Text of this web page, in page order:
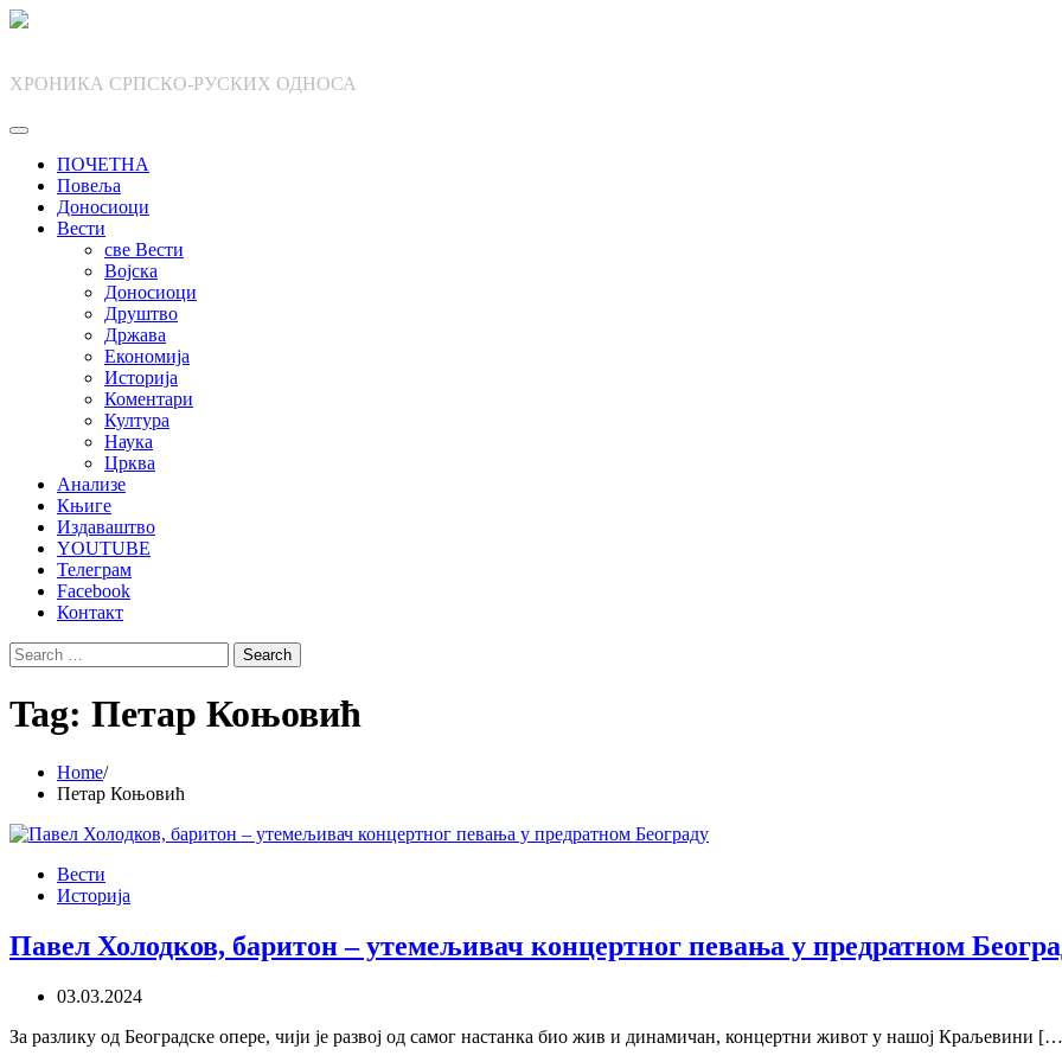
Skip
ХРОНИКА СРПСКО-РУСКИХ ОДНОСА
ПОЧЕТНА
Повеља
Доносиоци
Вести
све Вести
Војска
Доносиоци
Друштво
Држава
Економија
Историја
Коментари
Култура
Наука
Црква
Анализе
Књиге
Издаваштво
YOUTUBE
Телеграм
Facebook
Контакт
Search
for:
Tag: Петар Коњовић
Home
Петар Коњовић
Вести
Историја
Павел Холодков, баритон – утемељивач концертног певања у предратном
03.03.2024
За разлику од Београдске опере, чији је развој од самог настанка био жив и динамичан, концертни живот у нашој Краљевини